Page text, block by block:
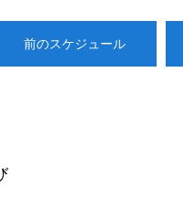
前のスケジュール